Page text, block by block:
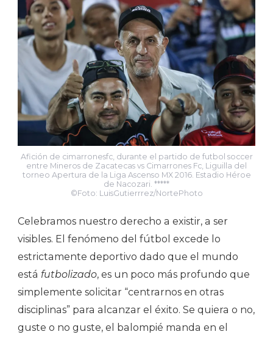
Afición de cimarronesfc, durante el partido de futbol soccer
entre Mineros de Zacatecas vs Cimarrones Fc, Liguilla del
torneo Apertura de la Liga Ascenso MX 2016. Estadio Héroe
de Nacozari. *****
©Foto: LuisGutierrrez/NortePhoto
Celebramos nuestro derecho a existir, a ser
visibles. El fenómeno del fútbol excede lo
estrictamente deportivo dado que el mundo
está futbolizado, es un poco más profundo que
simplemente solicitar “centrarnos en otras
disciplinas” para alcanzar el éxito. Se quiera o no,
guste o no guste, el balompié manda en el